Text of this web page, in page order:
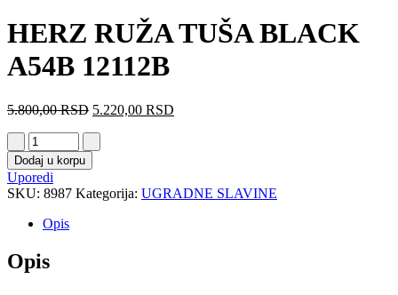
HERZ RUŽA TUŠA BLACK
A54B 12112B
5.800,00RSD 5.220,00 RSD
Dodaj u korpu
Uporedi
SKU: 8987 Kategorija: UGRADNE SLAVINE
Opis
Opis